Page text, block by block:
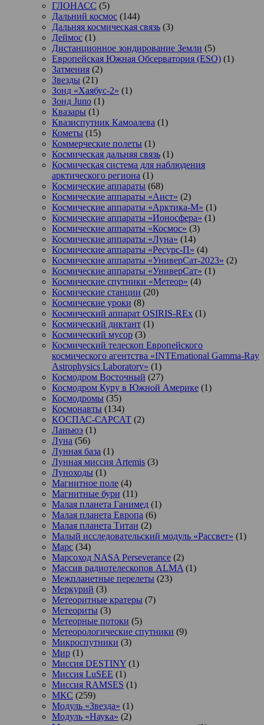
ГЛОНАСС (5)
Дальний космос (144)
Дальняя космическая связь (3)
Деймос (1)
Дистанционное зондирование Земли (5)
Европейская Южная Обсерватория (ESO) (1)
Затмения (2)
Звезды (21)
Зонд «Хаябус-2» (1)
Зонд Juno (1)
Квазары (1)
Квазиспутник Камоалева (1)
Кометы (15)
Коммерческие полеты (1)
Космическая дальняя связь (1)
Космическая система для наблюдения
арктического региона (1)
Космические аппараты (68)
Космические аппараты «Аист» (2)
Космические аппараты «Арктика-М» (1)
Космические аппараты «Ионосфера» (1)
Космические аппараты «Космос» (3)
Космические аппараты «Луна» (14)
Космические аппараты «Ресурс-П» (4)
Космические аппараты «УниверСат-2023» (2)
Космические аппараты «УниверСат» (1)
Космические спутники «Метеор» (4)
Космические станции (20)
Космические уроки (8)
Космический аппарат OSIRIS-REx (1)
Космический диктант (1)
Космический мусор (3)
Космический телескоп Европейского
космического агентства «INTErnational Gamma-Ray
Astrophysics Laboratory» (1)
Космодром Восточный (27)
Космодром Куру в Южной Америке (1)
Космодромы (35)
Космонавты (134)
КОСПАС-САРСАТ (2)
Ланьюэ (1)
Луна (56)
Лунная база (1)
Лунная миссия Artemis (3)
Луноходы (1)
Магнитное поле (4)
Магнитные бури (11)
Малая планета Ганимед (1)
Малая планета Европа (6)
Малая планета Титан (2)
Малый исследовательский модуль «Рассвет» (1)
Марс (34)
Марсоход NASA Perseverance (2)
Массив радиотелескопов ALMA (1)
Межпланетные перелеты (23)
Меркурий (3)
Метеоритные кратеры (7)
Метеориты (3)
Метеорные потоки (5)
Метеорологические спутники (9)
Микроспутники (3)
Мир (1)
Миссия DESTINY (1)
Миссия LuSEE (1)
Миссия RAMSES (1)
МКС (259)
Модуль «Звезда» (1)
Модуль «Наука» (2)